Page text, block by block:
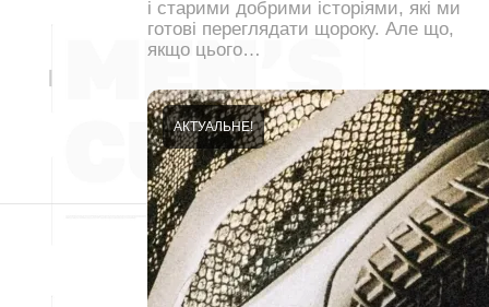
і старими добрими історіями, які ми
готові переглядати щороку. Але що,
якщо цього…
АКТУАЛЬНЕ!